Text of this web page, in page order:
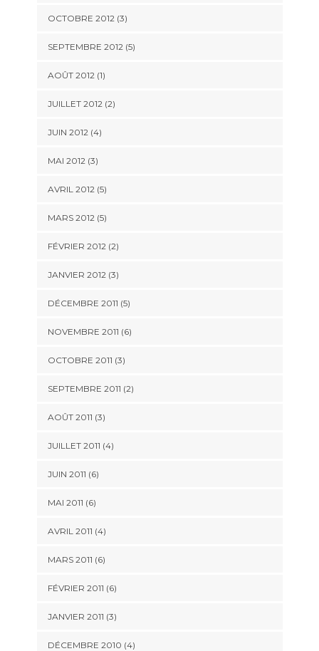
OCTOBRE 2012(3)
SEPTEMBRE 2012(5)
AOÛT 2012(1)
JUILLET 2012(2)
JUIN 2012(4)
MAI 2012(3)
AVRIL 2012(5)
MARS 2012(5)
FÉVRIER 2012(2)
JANVIER 2012(3)
DÉCEMBRE 2011 (5)
NOVEMBRE 2011 (6)
OCTOBRE 2011 (3)
SEPTEMBRE 2011 (2)
AOÛT 2011 (3)
JUILLET 2011 (4)
JUIN 2011 (6)
MAI 2011 (6)
AVRIL 2011 (4)
MARS 2011 (6)
FÉVRIER 2011 (6)
JANVIER 2011 (3)
DÉCEMBRE 2010 (4)